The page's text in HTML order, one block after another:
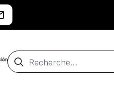
Barre de recherche